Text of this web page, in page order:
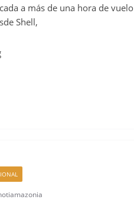
a más de una hora de vuelo
Shell,